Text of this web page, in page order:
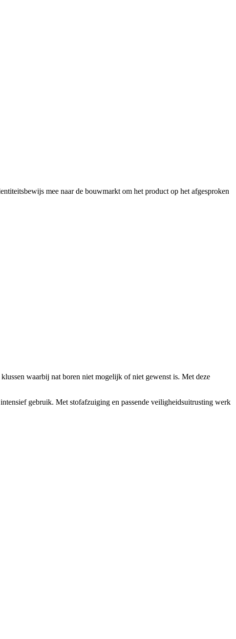
mee naar de bouwmarkt om het product op het afgesproken
waarbij nat boren niet mogelijk of niet gewenst is. Met deze
gebruik. Met stofafzuiging en passende veiligheidsuitrusting werk